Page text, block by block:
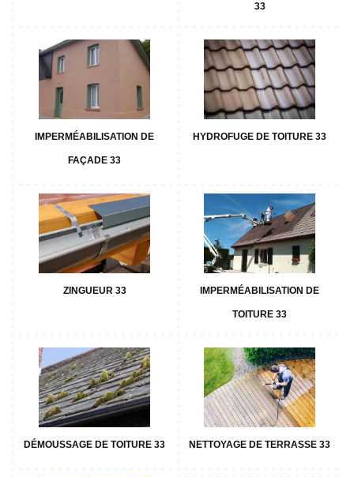
33
IMPERMÉABILISATION DE
FAÇADE 33
HYDROFUGE DE TOITURE 33
ZINGUEUR 33 IMPERMÉABILISATION DE
TOITURE 33
DÉMOUSSAGE DE TOITURE 33 NETTOYAGE DE TERRASSE 33